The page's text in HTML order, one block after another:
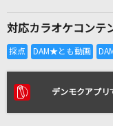
リアルタ
対応カラオケコンテ
デンモクアプリ